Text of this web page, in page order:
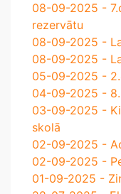
08-09-2025 -
rezervātu
08-09-2025 -
08-09-2025 -
05-09-2025 -
04-09-2025 -
03-09-2025 -
skolā
02-09-2025 -
02-09-2025 -
01-09-2025 -